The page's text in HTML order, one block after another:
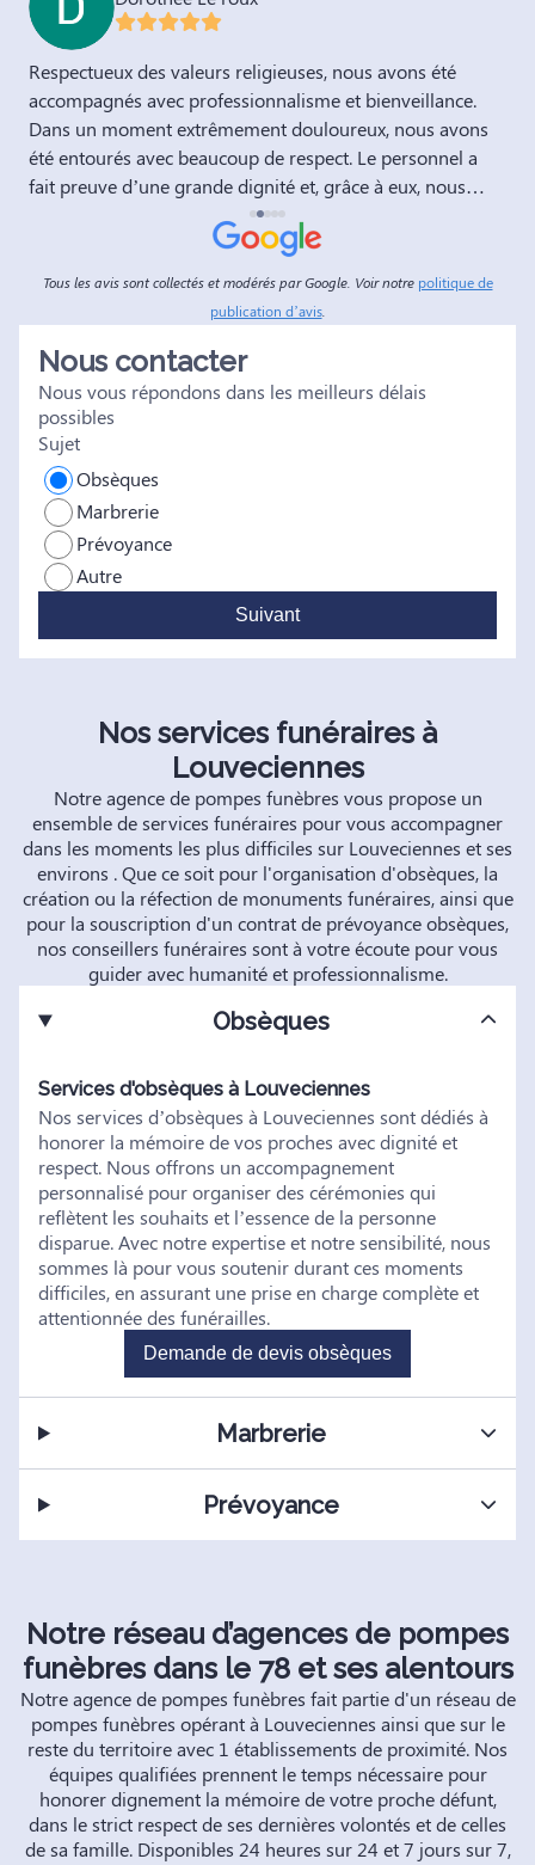
avons été
et bienveillance.
nous avons
à eux, nous
Al hamduillah , très bon accompagnement pour le décès
de ma nièce Mariam. Respect des
des rites religieux et des coutumes.Très à
bonne équipe . Baraka Allahu fik .
Tous les avis sont collectés et modérés par Google. Voir notre politique de
publication d’avis.
Nous contacter
Nous vous répondons dans les meilleurs délais
possibles
Sujet
Obsèques
Marbrerie
Prévoyance
Autre
Suivant
Nos services funéraires à
Louveciennes
Notre agence de pompes funèbres vous propose un
ensemble de services funéraires pour vous accompagner
dans les moments les plus difficiles sur Louveciennes et ses
environs . Que ce soit pour l'organisation d'obsèques, la
création ou la réfection de monuments funéraires, ainsi que
pour la souscription d'un contrat de prévoyance obsèques,
nos conseillers funéraires sont à votre écoute pour vous
guider avec humanité et professionnalisme.
Obsèques
Services d'obsèques à Louveciennes
Nos services d’obsèques à Louveciennes sont dédiés à
honorer la mémoire de vos proches avec dignité et
respect. Nous offrons un accompagnement
personnalisé pour organiser des cérémonies qui
reflètent les souhaits et l’essence de la personne
disparue. Avec notre expertise et notre sensibilité, nous
sommes là pour vous soutenir durant ces moments
difficiles, en assurant une prise en charge complète et
attentionnée des funérailles.
Demande de devis obsèques
Marbrerie
Prévoyance
Notre réseau d’agences de pompes
funèbres dans le 78 et ses alentours
Notre agence de pompes funèbres fait partie d'un réseau de
pompes funèbres opérant à Louveciennes ainsi que sur le
reste du territoire avec 1 établissements de proximité. Nos
équipes qualifiées prennent le temps nécessaire pour
honorer dignement la mémoire de votre proche défunt,
dans le strict respect de ses dernières volontés et de celles
de sa famille. Disponibles 24 heures sur 24 et 7 jours sur 7,